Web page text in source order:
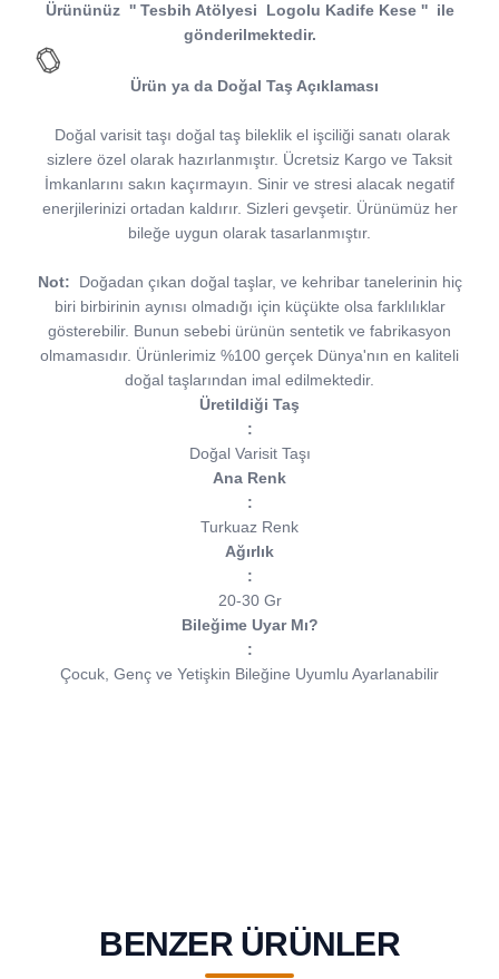
Ürününüz '' Tesbih Atölyesi Logolu Kadife Kese '' ile
gönderilmektedir.
Ürün ya da Doğal Taş Açıklaması
Doğal varisit taşı doğal taş bileklik el işciliği sanatı olarak
sizlere özel olarak hazırlanmıştır. Ücretsiz Kargo ve Taksit
İmkanlarını sakın kaçırmayın. Sinir ve stresi alacak negatif
enerjilerinizi ortadan kaldırır. Sizleri gevşetir. Ürünümüz her
bileğe uygun olarak tasarlanmıştır.
Not:
Doğadan çıkan doğal taşlar, ve kehribar tanelerinin hiç
biri birbirinin aynısı olmadığı için küçükte olsa farklılıklar
gösterebilir. Bunun sebebi ürünün sentetik ve fabrikasyon
olmamasıdır. Ürünlerimiz %100 gerçek Dünya'nın en kaliteli
doğal taşlarından imal edilmektedir.
Üretildiği Taş
:
Doğal Varisit Taşı
Ana Renk
:
Turkuaz Renk
Ağırlık
:
20-30 Gr
Bileğime Uyar Mı?
:
Çocuk, Genç ve Yetişkin Bileğine Uyumlu Ayarlanabilir
BENZER ÜRÜNLER